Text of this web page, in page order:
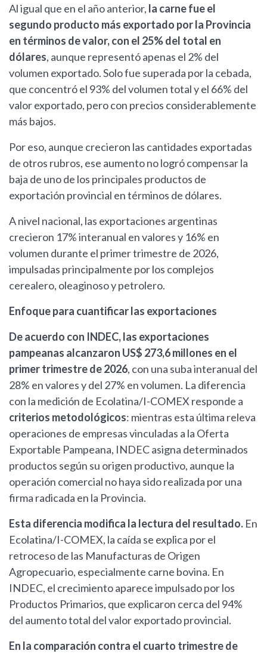
Al igual que en el año anterior, la carne fue el
segundo producto más exportado por la Provincia
en términos de valor, con el 25% del total en
dólares, aunque representó apenas el 2% del
volumen exportado. Solo fue superada por la cebada,
que concentró el 93% del volumen total y el 66% del
valor exportado, pero con precios considerablemente
más bajos.
Por eso, aunque crecieron las cantidades exportadas
de otros rubros, ese aumento no logró compensar la
baja de uno de los principales productos de
exportación provincial en términos de dólares.
A nivel nacional, las exportaciones argentinas
crecieron 17% interanual en valores y 16% en
volumen durante el primer trimestre de 2026,
impulsadas principalmente por los complejos
cerealero, oleaginoso y petrolero.
Enfoque para cuantificar las exportaciones
De acuerdo con INDEC, las exportaciones
pampeanas alcanzaron US$ 273,6 millones en el
primer trimestre de 2026, con una suba interanual del
28% en valores y del 27% en volumen. La diferencia
con la medición de Ecolatina/I-COMEX responde a
criterios metodológicos: mientras esta última releva
operaciones de empresas vinculadas a la Oferta
Exportable Pampeana, INDEC asigna determinados
productos según su origen productivo, aunque la
operación comercial no haya sido realizada por una
firma radicada en la Provincia.
Esta diferencia modifica la lectura del resultado. En
Ecolatina/I-COMEX, la caída se explica por el
retroceso de las Manufacturas de Origen
Agropecuario, especialmente carne bovina. En
INDEC, el crecimiento aparece impulsado por los
Productos Primarios, que explicaron cerca del 94%
del aumento total del valor exportado provincial.
En la comparación contra el cuarto trimestre de